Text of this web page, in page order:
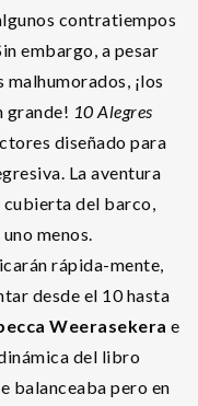
contratiempos
embargo, a pesar
¡los
grande! 10 Alegres
diseñado para
La aventura
cubierta del barco,
menos.
rápida-mente,
desde el 10 hasta
Weerasekera e
del libro
balanceaba pero en